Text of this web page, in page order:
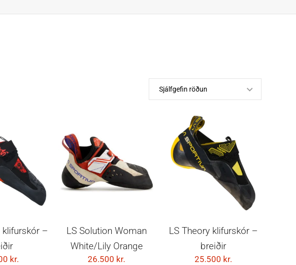
KOSTI
klifurskór –
kr.
VELDU KOSTI
LS Solution Woman
White/Lily Orange
26.500 kr.
VELDU KOSTI
LS Theory klifurskór –
breiðir
25.500 kr.